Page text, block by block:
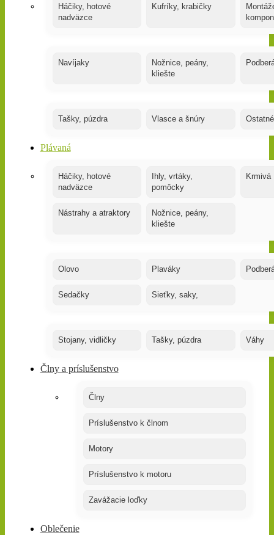
Háčiky, hotové
nadväzce
Kufríky, krabičky
Navíjaky
Nožnice, peány,
kliešte
Tašky, púzdra Vlasce a šnúry
Plávaná
Háčiky, hotové
nadväzce
Ihly, vrtáky,
pomôcky
Krmivá
Nástrahy a atraktory
Nožnice, peány,
kliešte
Olovo Plaváky
Sedačky Sieťky, saky,
Stojany, vidličky Tašky, púzdra Váhy
Člny a príslušenstvo
Člny
Príslušenstvo k člnom
Motory
Príslušenstvo k motoru
Zavážacie loďky
Oblečenie